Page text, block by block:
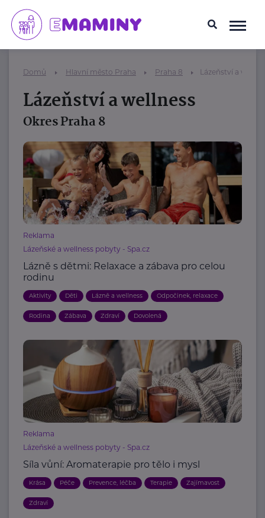
Domů Hlavní město Praha Praha 8 Lázeňství a
Lázeňství a wellness
Okres Praha 8
Reklama
Lázeňské a wellness pobyty - Spa.cz
Lázně s dětmi: Relaxace a zábava pro celou
rodinu
Aktivity Děti Lázně a wellness Odpočinek, relaxace
Rodina Zábava Zdraví Dovolená
Reklama
Lázeňské a wellness pobyty - Spa.cz
Síla vůní: Aromaterapie pro tělo i mysl
Krása Péče Prevence, léčba Terapie Zajímavost
Zdraví